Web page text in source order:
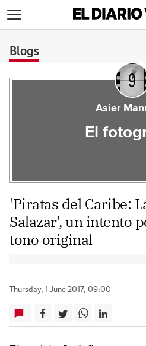
Blogs
Asier
El
'Piratas del Caribe:
Salazar', un intento
tono original
Thursday, 1 June 2017, 09:00